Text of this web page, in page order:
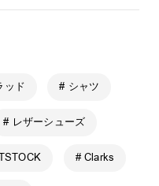
ッド # シャツ
# レザーシューズ
# Clarks